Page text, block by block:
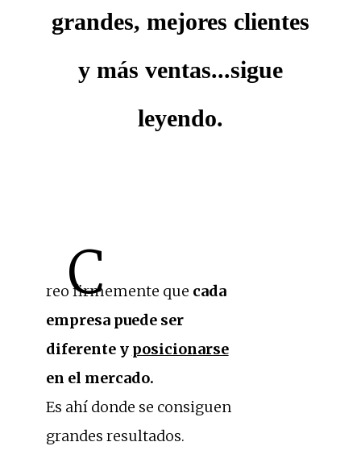
grandes, mejores clientes
y más ventas...sigue
leyendo.
C
reo firmemente que cada
empresa puede ser
diferente y posicionarse
en el mercado.
Es ahí donde se consiguen
grandes resultados.